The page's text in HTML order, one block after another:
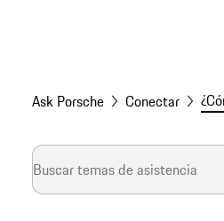
Ask Porsche Conectar